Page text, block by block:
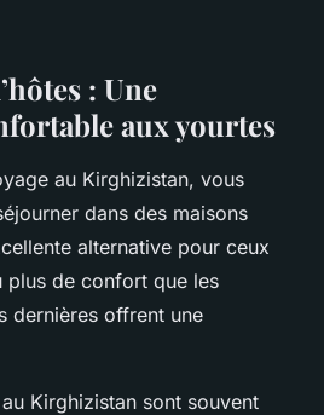
: Une
aux yourtes
au Kirghizistan, vous
dans des maisons
alternative pour ceux
plus de confort que les
dernières offrent une
Kirghizistan sont souvent